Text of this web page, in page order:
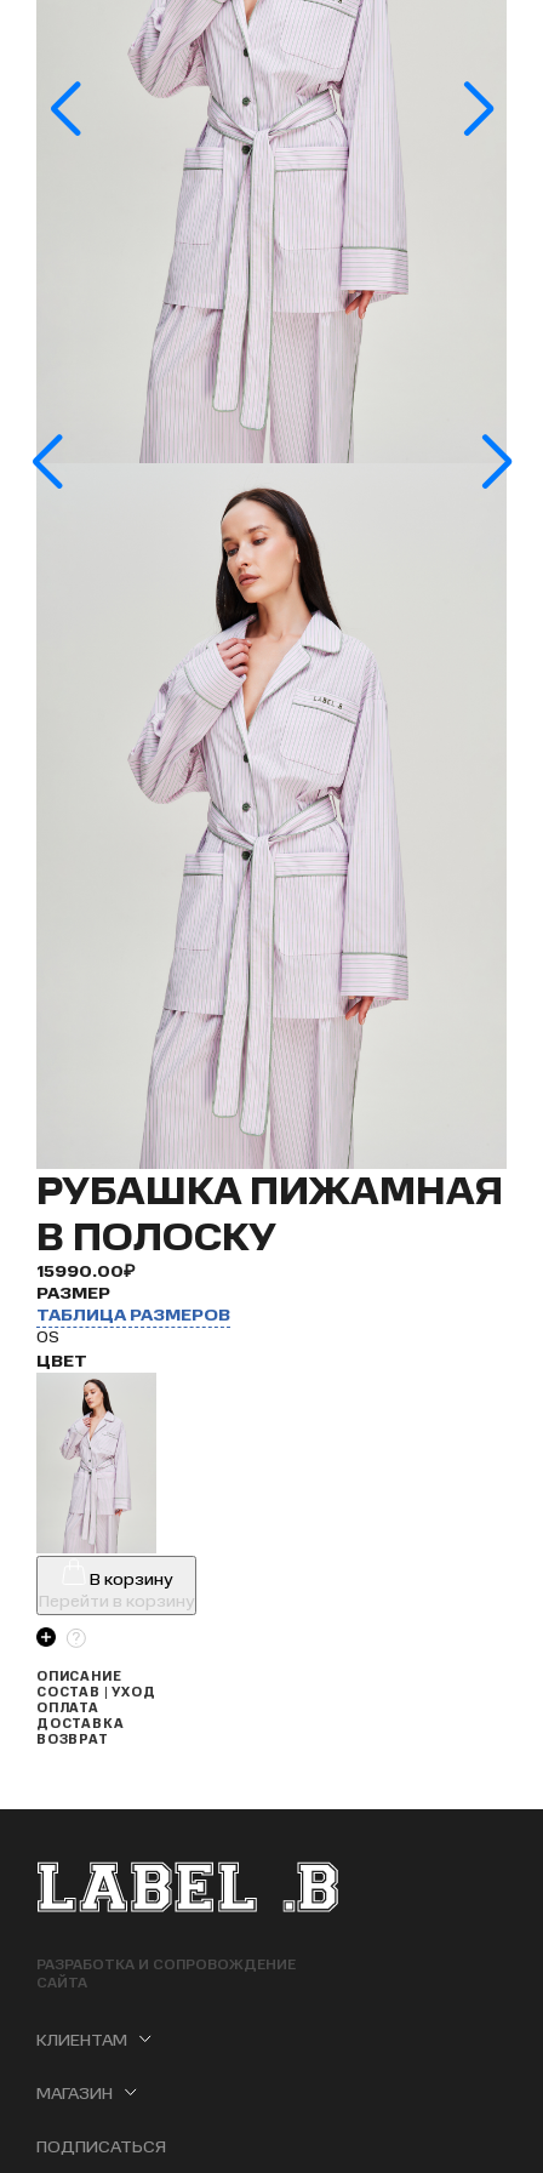
РУБАШКА ПИЖАМНАЯ
В ПОЛОСКУ
15990.00₽
РАЗМЕР
ТАБЛИЦА РАЗМЕРОВ
OS
ЦВЕТ
В корзину
Перейти в корзину
ОПИСАНИЕ
СОСТАВ | УХОД
ОПЛАТА
ДОСТАВКА
ВОЗВРАТ
ФУТЕР САЙТА
РАЗРАБОТКА И СОПРОВОЖДЕНИЕ
САЙТА
КЛИЕНТАМ
МАГАЗИН
ПОДПИСАТЬСЯ